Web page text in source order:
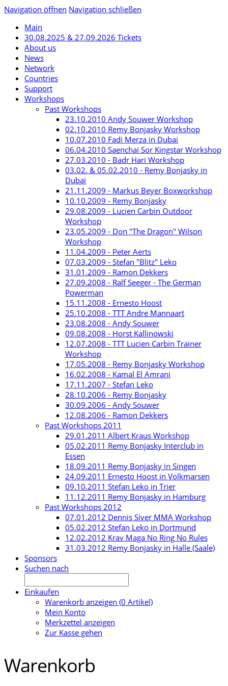
Navigation öffnen Navigation schließen
Main
30.08.2025 & 27.09.2026 Tickets
About us
News
Network
Countries
Support
Workshops
Past Workshops
23.10.2010 Andy Souwer Workshop
02.10.2010 Remy Bonjasky Workshop
10.07.2010 Fadi Merza in Dubai
06.04.2010 Saenchai Sor Kingstar Workshop
27.03.2010 - Badr Hari Workshop
03.02. & 05.02.2010 - Remy Bonjasky in
Dubai
21.11.2009 - Markus Beyer Boxworkshop
10.10.2009 - Remy Bonjasky
29.08.2009 - Lucien Carbin Outdoor
Workshop
23.05.2009 - Don "The Dragon" Wilson
Workshop
11.04.2009 - Peter Aerts
07.03.2009 - Stefan "Blitz" Leko
31.01.2009 - Ramon Dekkers
27.09.2008 - Ralf Seeger - The German
Powerman
15.11.2008 - Ernesto Hoost
25.10.2008 - TTT Andre Mannaart
23.08.2008 - Andy Souwer
09.08.2008 - Horst Kallinowski
12.07.2008 - TTT Lucien Carbin Trainer
Workshop
17.05.2008 - Remy Bonjasky Workshop
16.02.2008 - Kamal El Amrani
17.11.2007 - Stefan Leko
28.10.2006 - Remy Bonjasky
30.09.2006 - Andy Souwer
12.08.2006 - Ramon Dekkers
Past Workshops 2011
29.01.2011 Albert Kraus Workshop
05.02.2011 Remy Bonjasky Interclub in
Essen
18.09.2011 Remy Bonjasky in Singen
24.09.2011 Ernesto Hoost in Volkmarsen
09.10.2011 Stefan Leko in Trier
11.12.2011 Remy Bonjasky in Hamburg
Past Workshops 2012
07.01.2012 Dennis Siver MMA Workshop
05.02.2012 Stefan Leko in Dortmund
12.02.2012 Krav Maga No Ring No Rules
31.03.2012 Remy Bonjasky in Halle (Saale)
Sponsors
Suchen nach
Einkaufen
Warenkorb anzeigen (0 Artikel)
Mein Konto
Merkzettel anzeigen
Zur Kasse gehen
Warenkorb